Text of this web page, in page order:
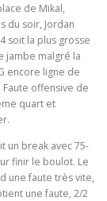
de Mikal,
du soir, Jordan
soit la plus grosse
jambe malgré la
encore ligne de
offensive de
quart et
un break avec 75-
finir le boulot. Le
une faute très vite,
une faute, 2/2